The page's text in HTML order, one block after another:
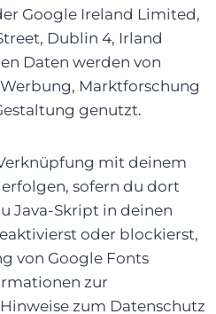
Google Ireland Limited,
Dublin 4, Irland
Daten werden von
Marktforschung
genutzt.
mit deinem
sofern du dort
Java-Skript in deinen
oder blockierst,
von Google Fonts
zur
zum Datenschutz